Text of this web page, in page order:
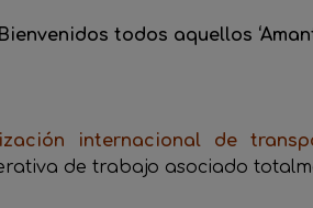
todos aquellos
internacional de
de trabajo asociado